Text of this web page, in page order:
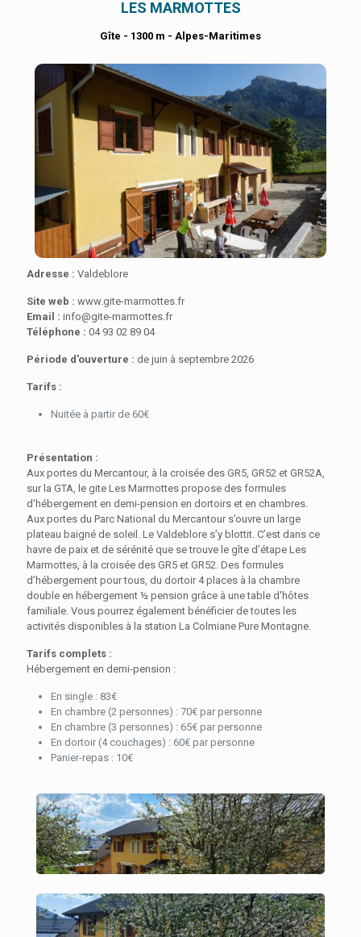
LES MARMOTTES
Gîte - 1300 m - Alpes-Maritimes
Adresse : Valdeblore
Site web : www.gite-marmottes.fr
Email : info@gite-marmottes.fr
Téléphone : 04 93 02 89 04
Période d'ouverture : de juin à septembre 2026
Tarifs :
Nuitée à partir de 60€
Présentation :
Aux portes du Mercantour, à la croisée des GR5, GR52 et GR52A,
sur la GTA, le gite Les Marmottes propose des formules
d'hébergement en demi-pension en dortoirs et en chambres.
Aux portes du Parc National du Mercantour s’ouvre un large
plateau baigné de soleil. Le Valdeblore s’y blottit. C’est dans ce
havre de paix et de sérénité que se trouve le gîte d’étape Les
Marmottes, à la croisée des GR5 et GR52. Des formules
d’hébergement pour tous, du dortoir 4 places à la chambre
double en hébergement ½ pension grâce à une table d'hôtes
familiale. Vous pourrez également bénéficier de toutes les
activités disponibles à la station La Colmiane Pure Montagne.
Tarifs complets :
Hébergement en demi-pension :
En single : 83€
En chambre (2 personnes) : 70€ par personne
En chambre (3 personnes) : 65€ par personne
En dortoir (4 couchages) : 60€ par personne
Panier-repas : 10€